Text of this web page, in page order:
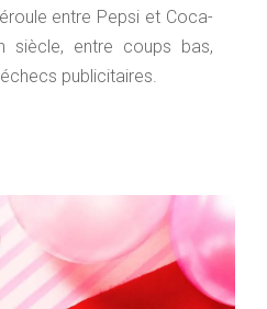
entre Pepsi et Coca-
siècle, entre coups bas,
publicitaires.